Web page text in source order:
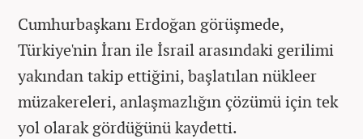
Cumhurbaşkanı Erdoğan görüşmede,
Türkiye'nin İran ile İsrail arasındaki gerilimi
yakından takip ettiğini, başlatılan nükleer
müzakereleri, anlaşmazlığın çözümü için tek
yol olarak gördüğünü kaydetti.